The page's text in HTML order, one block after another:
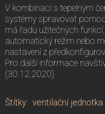
V kombinaci s tepelným
systémy spravovat
má řadu užitečných
automatický režim nebo
nastavení z
Pro další informace
(30.12.2020)
Štítky: ventilační jednotka